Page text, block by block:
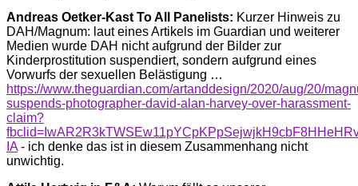
Andreas Oetker-Kast To All Panelists: Kurzer Hinweis zu
DAH/Magnum: laut eines Artikels im Guardian und weiterer
Medien wurde DAH nicht aufgrund der Bilder zur
Kinderprostitution suspendiert, sondern aufgrund eines
Vorwurfs der sexuellen Belästigung …
https://www.theguardian.com/artanddesign/2020/aug/20/
suspends-photographer-david-alan-harvey-over-harassment-
claim?
IA- ich denke das ist in diesem Zusammenhang nicht
unwichtig.